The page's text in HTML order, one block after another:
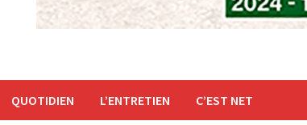
QUOTIDIEN L’ENTRETIEN C’EST NET